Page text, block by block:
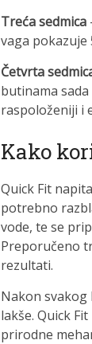
Treća sedmica
vaga pokazuje
Četvrta
butinama
raspoloženiji i
Kako
Quick Fit
potrebno
vode, te se
Preporučeno
rezultati.
Nakon svakog
lakše. Quick
prirodne